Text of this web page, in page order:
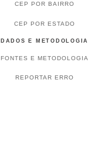
CEP POR BAIRRO
CEP POR ESTADO
DADOS E METODOLOGIA
FONTES E METODOLOGIA
REPORTAR ERRO